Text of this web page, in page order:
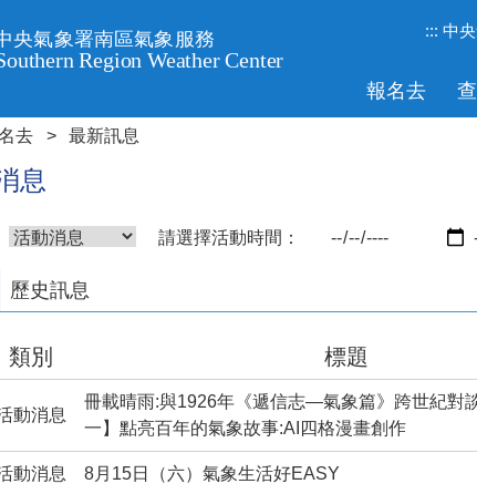
::: 中
報名去
去 最新訊息
息
請選擇活動時間：
歷史訊息
類別 標題
動消息
冊載晴雨:與1926年《遞信志—氣象篇》跨世紀對
一】點亮百年的氣象故事:AI四格漫畫創作
動消息 8月15日（六）氣象生活好EASY